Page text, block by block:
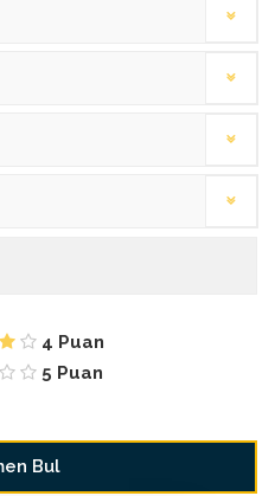
4 Puan
5 Puan